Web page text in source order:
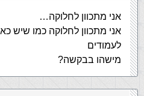
אני מתכוון לחלוקה…
אני מתכוון לחלוקה כמו שיש
לעמודים
מישהו בבקשה?